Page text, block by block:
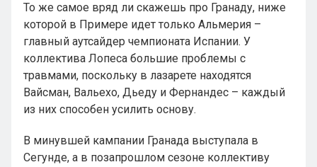
То же самое вряд ли скажешь про Гранаду, ниже
которой в Примере идет только Альмерия –
главный аутсайдер чемпионата Испании. У
коллектива Лопеса большие проблемы с
травмами, поскольку в лазарете находятся
Вайсман, Вальехо, Дьеду и Фернандес – каждый
из них способен усилить основу.
В минувшей кампании Гранада выступала в
Сегунде, а в позапрошлом сезоне коллективу